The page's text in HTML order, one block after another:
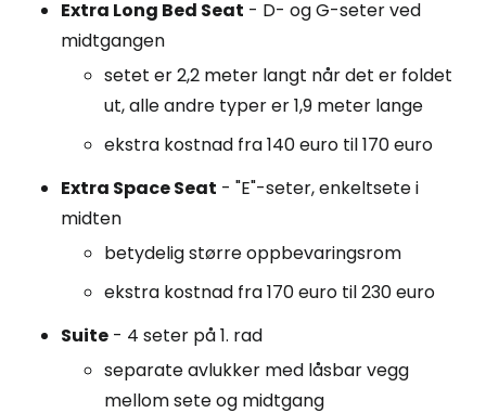
Extra Long Bed Seat - D- og G-seter ved
midtgangen
setet er 2,2 meter langt når det er foldet
ut, alle andre typer er 1,9 meter lange
ekstra kostnad fra 140 euro til 170 euro
Extra Space Seat - "E"-seter, enkeltsete i
midten
betydelig større oppbevaringsrom
ekstra kostnad fra 170 euro til 230 euro
Suite - 4 seter på 1. rad
separate avlukker med låsbar vegg
mellom sete og midtgang